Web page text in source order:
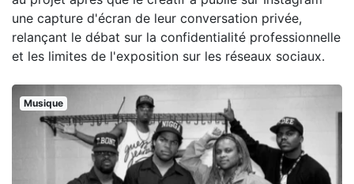
une capture d'écran de leur conversation privée,
relançant le débat sur la confidentialité professionnelle
et les limites de l'exposition sur les réseaux sociaux.
Musique